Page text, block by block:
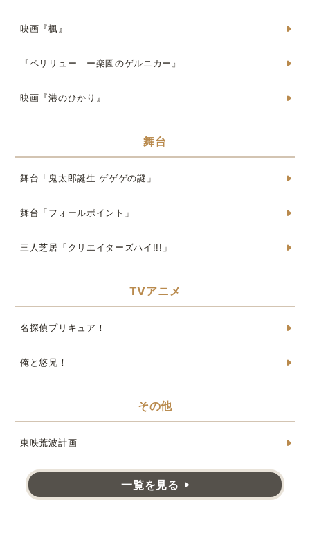
映画『楓』
『ペリリュー ー楽園のゲルニカー』
映画『港のひかり』
舞台
舞台「鬼太郎誕生 ゲゲゲの謎」
舞台「フォールポイント」
三人芝居「クリエイターズハイ!!!」
TVアニメ
名探偵プリキュア！
俺と悠兄！
その他
東映荒波計画
一覧を見る